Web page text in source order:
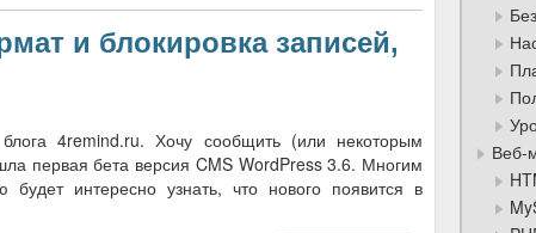
и блокировка записей,
блога 4remind.ru. Хочу сообщить (или некоторым
первая бета версия CMS WordPress 3.6. Многим
интересно узнать, что нового появится в
Веб-